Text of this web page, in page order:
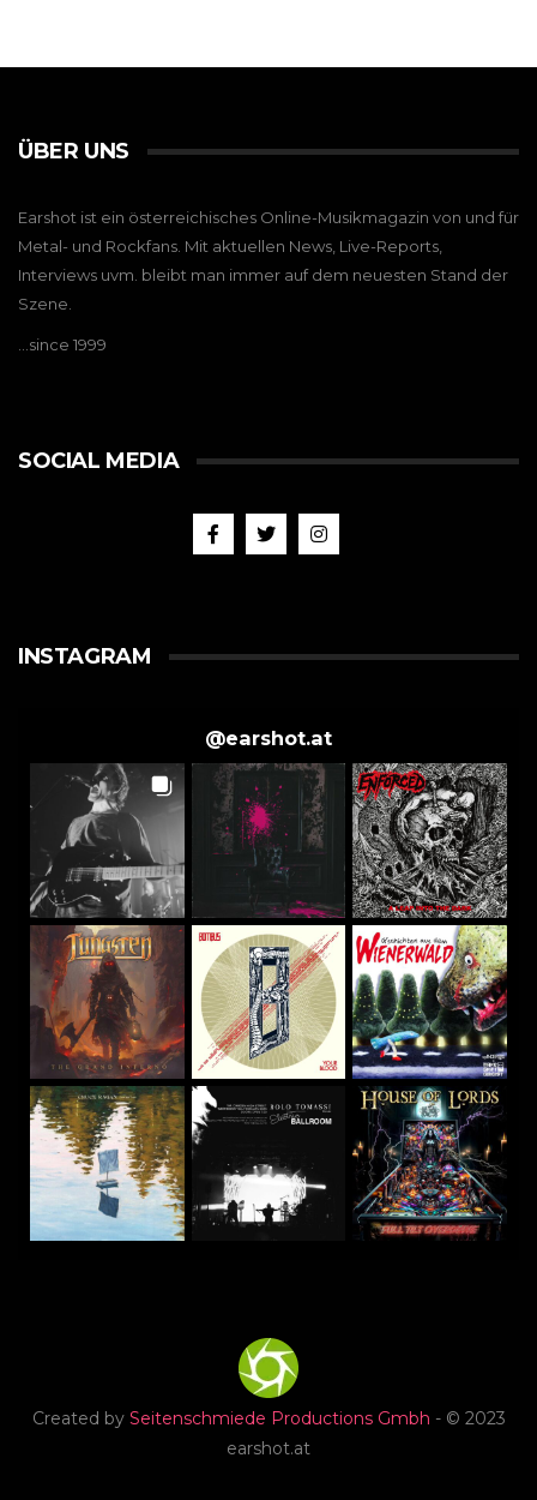
ÜBER UNS
Earshot ist ein österreichisches Online-Musikmagazin von und für
Metal- und Rockfans. Mit aktuellen News, Live-Reports,
Interviews uvm. bleibt man immer auf dem neuesten Stand der
Szene.
…since 1999
SOCIAL MEDIA
INSTAGRAM
@earshot.at
Created by Seitenschmiede Productions Gmbh - © 2023
earshot.at